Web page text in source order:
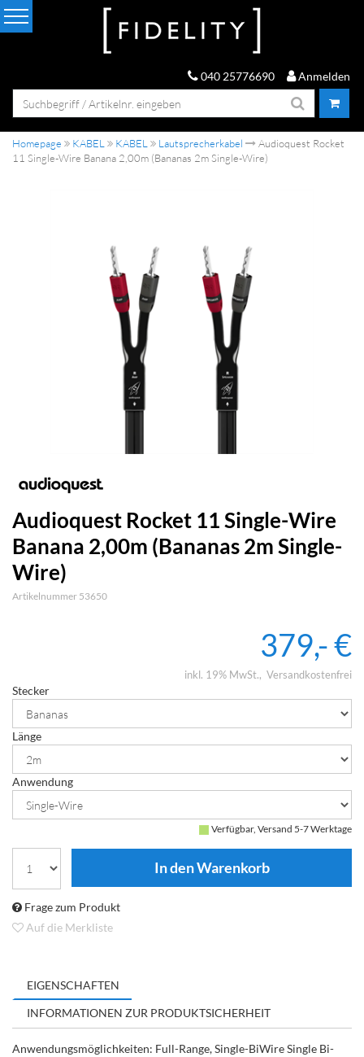
040 25776690 Anmelden
Homepage KABEL KABEL Lautsprecherkabel
Audioquest Rocket
11 Single-Wire Banana 2,00m (Bananas 2m Single-Wire)
Audioquest Rocket 11 Single-Wire
Banana 2,00m (Bananas 2m Single-
Wire)
Artikelnummer 53650
379,- €
inkl. 19% MwSt. Versandkostenfrei
Stecker
Länge
Anwendung
Verfügbar, Versand 5-7 Werktage
Frage zum Produkt
Auf die Merkliste
EIGENSCHAFTEN
INFORMATIONEN ZUR PRODUKTSICHERHEIT
Anwendungsmöglichkeiten: Full-Range, Single-BiWire Single Bi-